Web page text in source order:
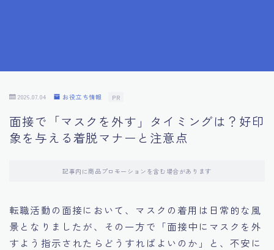
10.フィードバックを活用する方法
11.オンライン面接の成功への鍵
14.キャリアアップのための面接戦略
2026.07.04 お役立ち情報 PR
面接で「マスクを外す」タイミングは？好印
象を与える着脱マナーと注意点
記事内に商品プロモーションを含む場合があります
転職活動の面接において、マスクの着用は日常的な風
景となりましたが、その一方で「面接中にマスクを外
すよう指示されたらどうすればよいのか」と、不安に